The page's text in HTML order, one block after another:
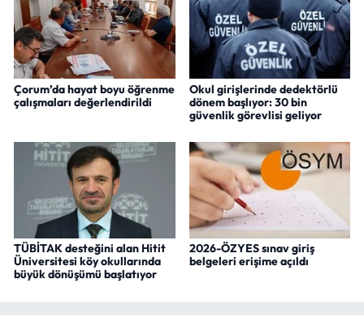
Çorum’da hayat boyu öğrenme
çalışmaları değerlendirildi
Okul girişlerinde dedektörlü
dönem başlıyor: 30 bin
güvenlik görevlisi geliyor
TÜBİTAK desteğini alan Hitit
Üniversitesi köy okullarında
büyük dönüşümü başlatıyor
2026-ÖZYES sınav giriş
belgeleri erişime açıldı